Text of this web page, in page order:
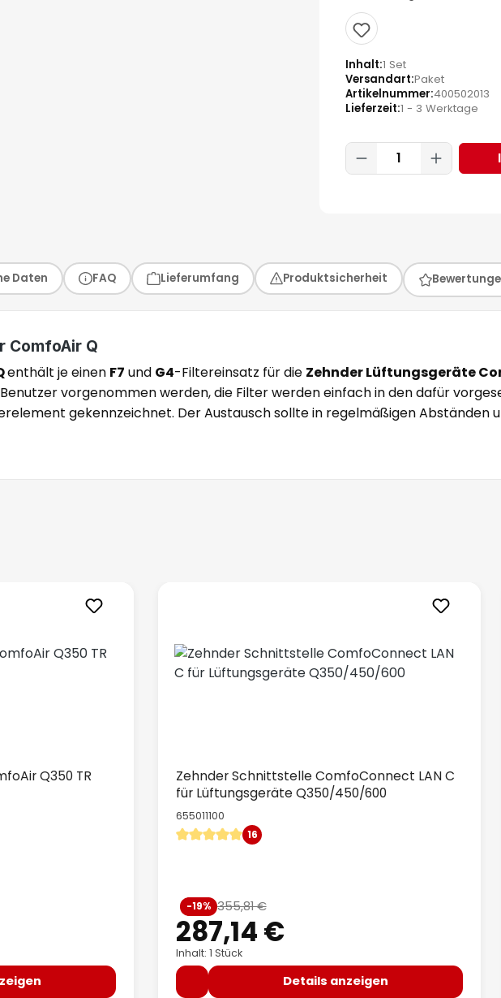
Inhalt 1 Set
Versandart Paket
Artikelnummer 400502013
Lieferzeit 1 - 3 Werktage
Produkt
Daten FAQ Lieferumfang Produktsicherheit
Q
enthält je einen F7 und G4-Filtereinsatz für die Zehnder Lüftungsgeräte
vorgenommen werden, die Filter werden einfach in den dafür
gekennzeichnet. Der Austausch sollte in regelmäßigen Abständen
Q350 TR
Zehnder Schnittstelle ComfoConnect LAN C
für Lüftungsgeräte Q350/450/600
655011100
Durchschnittliche Bewertung von 5 von 5 Sternen
16
Verkaufspreis:
287,14 €
Regulärer Preis:
355,81 €
-19%
Inhalt: 1 Stück
Details anzeigen